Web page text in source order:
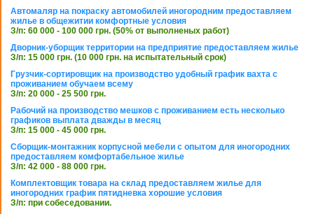
Автомаляр на покраску автомобилей иногородним предоставляем
жилье в общежитии комфортные условия
З/п: 60 000 - 100 000 грн. (50% от выполненых работ)
Дворник-уборщик территории на предприятие предоставляем жилье
З/п: 15 000 грн. (10 000 грн. на испытательный срок)
Грузчик-сортировщик на производство удобный график вахта с
проживанием обучаем всему
З/п: 20 000 - 25 500 грн.
Рабочий на производство мешков с проживанием есть несколько
графиков выплата дважды в месяц
З/п: 15 000 - 45 000 грн.
Сборщик-монтажник корпусной мебели с опытом для иногородних
предоставляем комфортабельное жилье
З/п: 42 000 - 88 000 грн.
Комплектовщик товара на склад предоставляем жилье для
иногородних график пятидневка хорошие условия
З/п: при собеседовании.